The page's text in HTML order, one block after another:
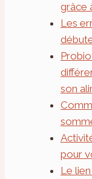
grâce
Les
son
pour
Le